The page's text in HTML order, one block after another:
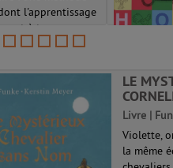
l'apprentissage
à tous ce...
LE
Livre |
Violette,
la même